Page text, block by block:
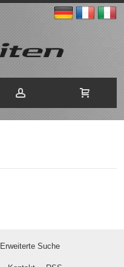
Erweiterte Suche